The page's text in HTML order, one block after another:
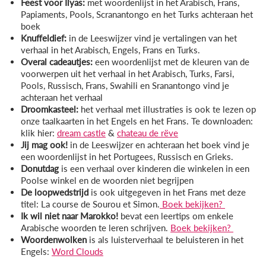
Papiaments, Pools, Scranantongo en het Turks achteraan het
boek
Knuffeldief: in de Leeswijzer vind je vertalingen van het
verhaal in het Arabisch, Engels, Frans en Turks.
Overal cadeautjes: een woordenlijst met de kleuren van de
voorwerpen uit het verhaal in het Arabisch, Turks, Farsi,
Pools, Russisch, Frans, Swahili en Sranantongo vind je
achteraan het verhaal
Droomkasteel: het verhaal met illustraties is ook te lezen op
onze taalkaarten in het Engels en het Frans. Te downloaden:
klik hier: dream castle & chateau de rëve
Jij mag ook! in de Leeswijzer en achteraan het boek vind je
een woordenlijst in het Portugees, Russisch en Grieks.
Donutdag is een verhaal over kinderen die winkelen in een
Poolse winkel en de woorden niet begrijpen
De loopwedstrijd is ook uitgegeven in het Frans met deze
titel: La course de Sourou et Simon. Boek bekijken?
Ik wil niet naar Marokko! bevat een leertips om enkele
Arabische woorden te leren schrijven. Boek bekijken?
Woordenwolken is als luisterverhaal te beluisteren in het
Engels: Word Clouds